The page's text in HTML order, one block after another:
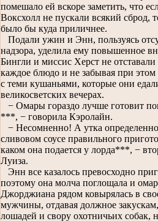
помешало ей вскоре заметить, что
Воксхолл не пускали всякий сброд,
было бы куда приличнее.
Подали ужин и Энн, пользуясь
надзора, уделила ему повышенное
Бингли и миссис Херст не отставали
каждое блюдо и не забывая при этом
с теми кушаньями, которые они
великосветских вечерах.
− Омары гораздо лучше готовит
***, − говорила Кэролайн.
− Несомненно! А утка
сливовом соусе правильного
каком она подается у лорда***, −
Луиза.
Энн все казалось превосходно
поэтому она молча поглощала и
Джорджиана рядом ковырялась в
мужчины, отдавая должное
лошадей и свору охотничьих собак,